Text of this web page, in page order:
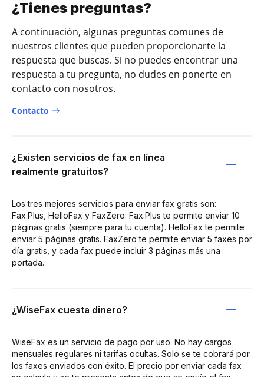
¿Tienes preguntas?
A continuación, algunas preguntas comunes de
nuestros clientes que pueden proporcionarte la
respuesta que buscas. Si no puedes encontrar una
respuesta a tu pregunta, no dudes en ponerte en
contacto con nosotros.
Contacto
¿Existen servicios de fax en línea
realmente gratuitos?
Los tres mejores servicios para enviar fax gratis son:
Fax.Plus, HelloFax y FaxZero. Fax.Plus te permite enviar 10
páginas gratis (siempre para tu cuenta). HelloFax te permite
enviar 5 páginas gratis. FaxZero te permite enviar 5 faxes por
día gratis, y cada fax puede incluir 3 páginas más una
portada.
¿WiseFax cuesta dinero?
WiseFax es un servicio de pago por uso. No hay cargos
mensuales regulares ni tarifas ocultas. Solo se te cobrará por
los faxes enviados con éxito. El precio por enviar cada fax